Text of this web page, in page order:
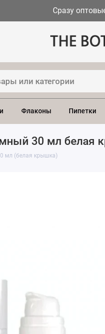
Сразу
Флаконы Пипетки
30 мл белая
мл (белая крышка)